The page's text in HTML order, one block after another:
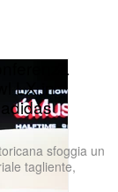
LX in
sfoggia un
tagliente,